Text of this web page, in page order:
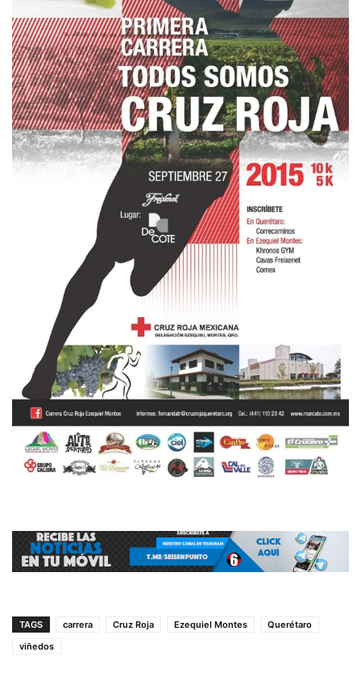
TAGS carrera Cruz Roja Ezequiel Montes
Querétaro
viñedos